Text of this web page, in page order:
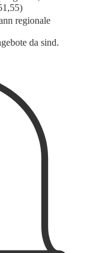
regionale
da sind.